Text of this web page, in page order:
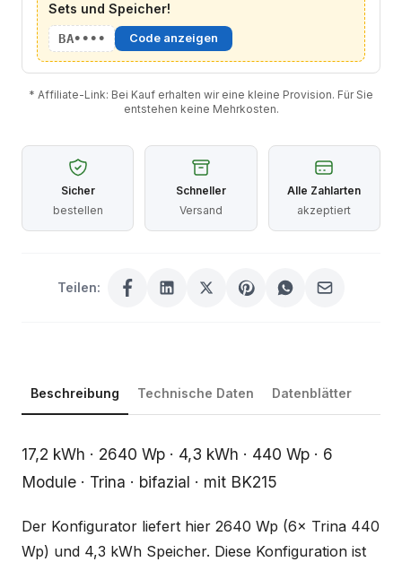
Sets und Speicher!
BA•••• Code anzeigen
* Affiliate-Link: Bei Kauf erhalten wir eine kleine Provision. Für Sie
entstehen keine Mehrkosten.
Sicher
bestellen
Schneller
Versand
Alle Zahlarten
akzeptiert
Teilen:
Beschreibung Technische Daten Datenblätter
Beschreibung
17,2 kWh · 2640 Wp · 4,3 kWh · 440 Wp · 6
Module · Trina · bifazial · mit BK215
Der Konfigurator liefert hier 2640 Wp (6× Trina 440
Wp) und 4,3 kWh Speicher. Diese Konfiguration ist